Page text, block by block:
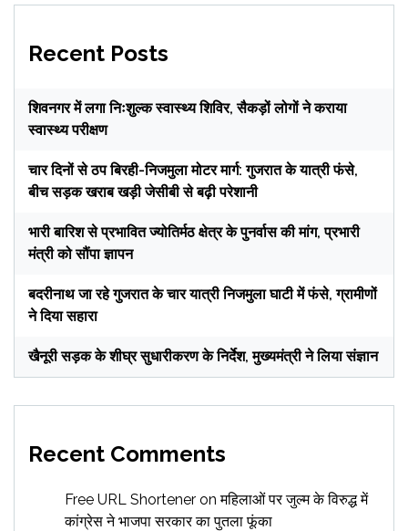
Recent Posts
शिवनगर में लगा निःशुल्क स्वास्थ्य शिविर, सैकड़ों लोगों ने कराया
स्वास्थ्य परीक्षण
चार दिनों से ठप बिरही-निजमुला मोटर मार्ग: गुजरात के यात्री फंसे,
बीच सड़क खराब खड़ी जेसीबी से बढ़ी परेशानी
भारी बारिश से प्रभावित ज्योतिर्मठ क्षेत्र के पुनर्वास की मांग, प्रभारी
मंत्री को सौंपा ज्ञापन
बदरीनाथ जा रहे गुजरात के चार यात्री निजमुला घाटी में फंसे, ग्रामीणों
ने दिया सहारा
खैनूरी सड़क के शीघ्र सुधारीकरण के निर्देश, मुख्यमंत्री ने लिया संज्ञान
Recent Comments
Free URL Shortener onमहिलाओं पर जुल्म के विरुद्ध में
कांग्रेस ने भाजपा सरकार का पुतला फूंका